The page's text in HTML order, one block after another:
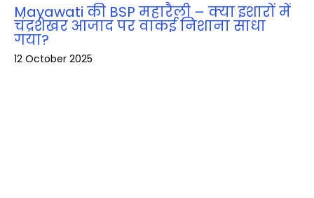
Mayawati की BSP महारैली – क्या इशारों में
चंद्रशेखर आजाद पर वाकई निशाना साधा
गया?
12 October 2025